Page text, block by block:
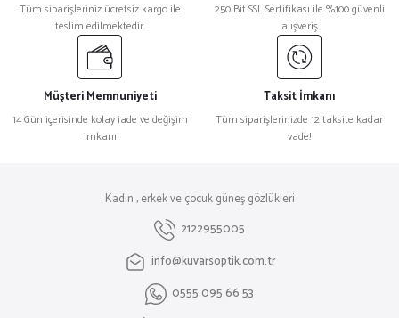
Tüm siparişleriniz ücretsiz kargo ile
teslim edilmektedir.
250 Bit SSL Sertifikası ile %100 güvenli
alışveriş
Müşteri Memnuniyeti
14 Gün içerisinde kolay iade ve değişim
imkanı
Taksit İmkanı
Tüm siparişlerinizde 12 taksite kadar
vade!
Kadın , erkek ve çocuk güneş gözlükleri
2122955005
info@kuvarsoptik.com.tr
0555 095 66 53